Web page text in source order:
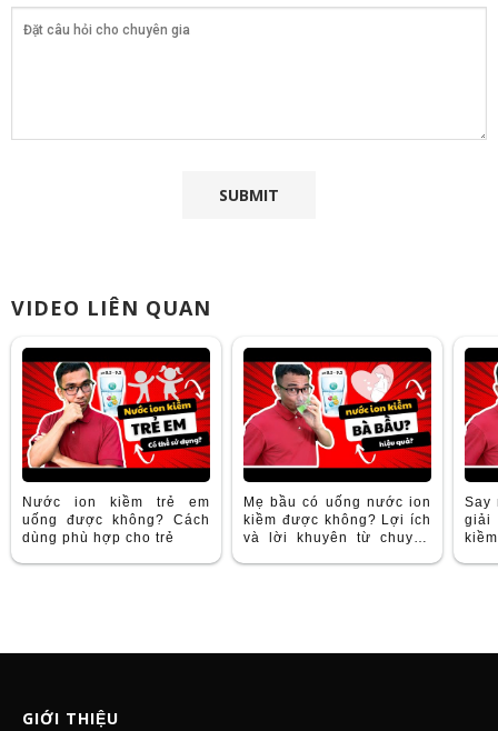
VIDEO LIÊN QUAN
Nước ion kiềm trẻ em
uống được không? Cách
dùng phù hợp cho trẻ
Mẹ bầu có uống nước ion
kiềm được không? Lợi ích
và lời khuyên từ chuyên
Say
giải
GIỚI THIỆU